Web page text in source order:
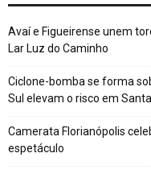
Avaí e Figueirense unem
Lar Luz do Caminho
Ciclone-bomba se forma
Sul elevam o risco em
Camerata Florianópolis
espetáculo